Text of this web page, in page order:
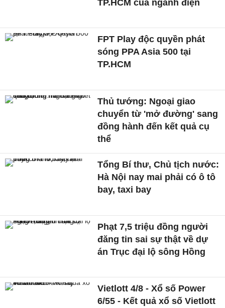
TP.HCM của ngành điện
FPT Play độc quyền phát
sóng PPA Asia 500 tại
TP.HCM
Thủ tướng: Ngoại giao
chuyển từ 'mở đường' sang
đồng hành đến kết quả cụ
thể
Tổng Bí thư, Chủ tịch nước:
Hà Nội nay mai phải có ô tô
bay, taxi bay
Phạt 7,5 triệu đồng người
đăng tin sai sự thật về dự
án Trục đại lộ sông Hồng
Vietlott 4/8 - Xổ số Power
6/55 - Kết quả xổ số Vietlott